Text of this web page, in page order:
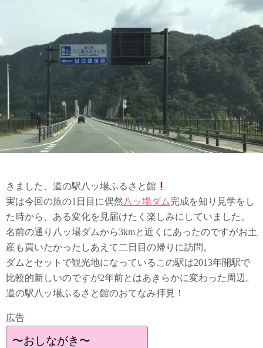
きました、道の駅八ッ場ふるさと館
実は今回の旅の1日目に偶然 八ッ場ダム完成を知り見学をし
た時から、ある変化を見届けたく楽しみにしていました。
名前の通り八ッ場ダムから3kmと近くにあったのですがお土
産も買いたかったしあえて二日目の帰りに訪問。
ダムとセットで観光地になっているこの駅は2013年開駅で
比較的新しいのですが2年前とはあきらかに変わった周辺。
道の駅八ッ場ふるさと館のおてなみ拝見！
広告
〜おしながき〜